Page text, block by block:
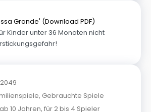
Grande' (Download PDF)
Kinder unter 36 Monaten nicht
, Gebrauchte Spiele
ab 10 Jahren, für 2 bis 4 Spieler